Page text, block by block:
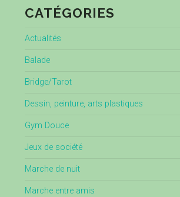
CATÉGORIES
Actualités
Balade
Bridge/Tarot
Dessin, peinture, arts plastiques
Gym Douce
Jeux de société
Marche de nuit
Marche entre amis